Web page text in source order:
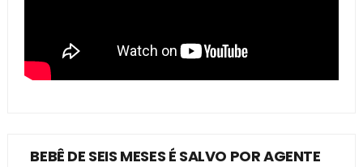
BEBÊ DE SEIS MESES É SALVO POR AGENTE